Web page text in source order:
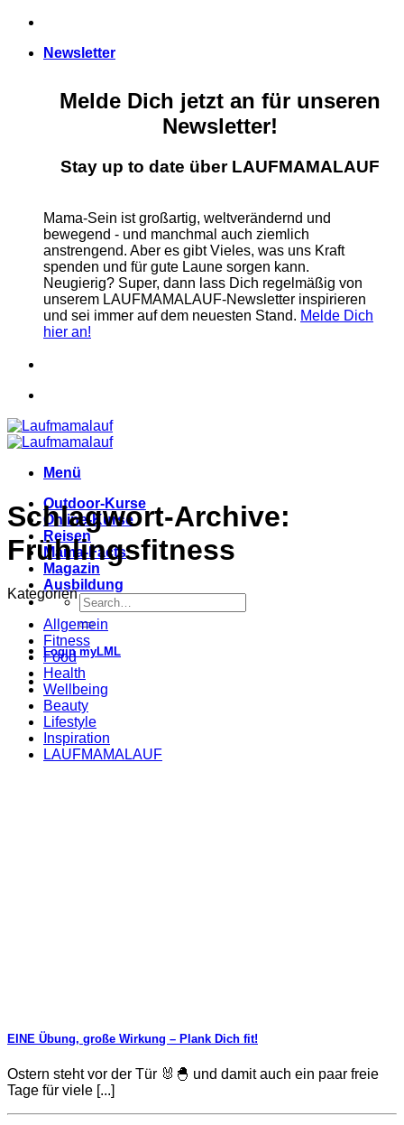
Zum
springenNewsletter
Melde Dich jetzt an für unseren
Newsletter!
Stay up to date über LAUFMAMALAUF
Mama-Sein ist großartig, weltverändernd und
bewegend - und manchmal auch ziemlich
anstrengend. Aber es gibt Vieles, was uns Kraft
spenden und für gute Laune sorgen kann.
Neugierig? Super, dann lass Dich regelmäßig von
unserem LAUFMAMALAUF-Newsletter inspirieren
und sei immer auf dem neuesten Stand. Melde Dich
hier an!
Menü
Outdoor-Kurse
Online-Kurse
Reisen
Mama-Facts
Magazin
Ausbildung
Login myLML
Schlagwort-Archive:
Frühlingsfitness
Kategorien
Allgemein
Fitness
Food
Health
Wellbeing
Beauty
Lifestyle
Inspiration
LAUFMAMALAUF
EINE Übung, große Wirkung – Plank Dich fit!
Ostern steht vor der Tür 🐰🐣 und damit auch ein paar freie
Tage für viele [...]